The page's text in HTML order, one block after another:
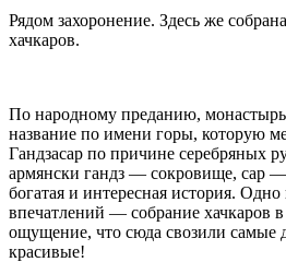
Рядом захоронение. Здесь же
хачкаров.
По народному преданию, монастырь
название по имени горы, которую
Гандзасар по причине серебряных
армянски гандз — сокровище, сар
богатая и интересная история.
впечатлений — собрание хачкаров в
ощущение, что сюда свозили самые
красивые!